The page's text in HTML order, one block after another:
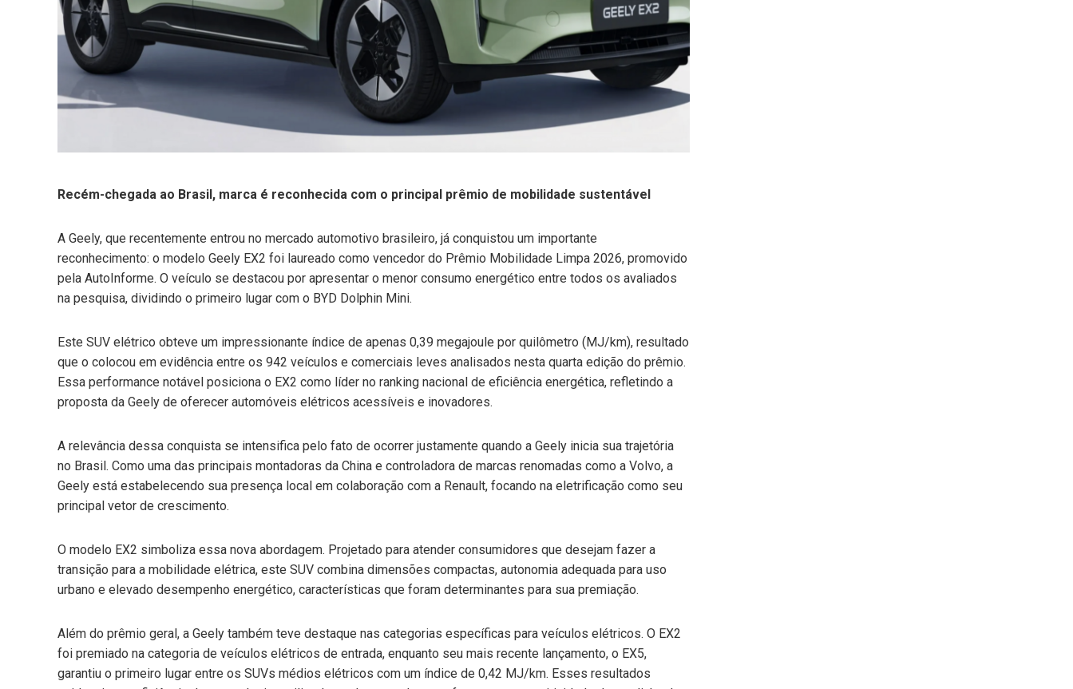
Recém-chegada ao Brasil, marca é reconhecida com o principal prêmio de mobilidade sustentável
A Geely, que recentemente entrou no mercado automotivo brasileiro, já conquistou um importante
reconhecimento: o modelo Geely EX2 foi laureado como vencedor do Prêmio Mobilidade Limpa 2026, promovido
pela AutoInforme. O veículo se destacou por apresentar o menor consumo energético entre todos os avaliados
na pesquisa, dividindo o primeiro lugar com o BYD Dolphin Mini.
Este SUV elétrico obteve um impressionante índice de apenas 0,39 megajoule por quilômetro (MJ/km), resultado
que o colocou em evidência entre os 942 veículos e comerciais leves analisados nesta quarta edição do prêmio.
Essa performance notável posiciona o EX2 como líder no ranking nacional de eficiência energética, refletindo a
proposta da Geely de oferecer automóveis elétricos acessíveis e inovadores.
A relevância dessa conquista se intensifica pelo fato de ocorrer justamente quando a Geely inicia sua trajetória
no Brasil. Como uma das principais montadoras da China e controladora de marcas renomadas como a Volvo, a
Geely está estabelecendo sua presença local em colaboração com a Renault, focando na eletrificação como seu
principal vetor de crescimento.
O modelo EX2 simboliza essa nova abordagem. Projetado para atender consumidores que desejam fazer a
transição para a mobilidade elétrica, este SUV combina dimensões compactas, autonomia adequada para uso
urbano e elevado desempenho energético, características que foram determinantes para sua premiação.
Além do prêmio geral, a Geely também teve destaque nas categorias específicas para veículos elétricos. O EX2
foi premiado na categoria de veículos elétricos de entrada, enquanto seu mais recente lançamento, o EX5,
garantiu o primeiro lugar entre os SUVs médios elétricos com um índice de 0,42 MJ/km. Esses resultados